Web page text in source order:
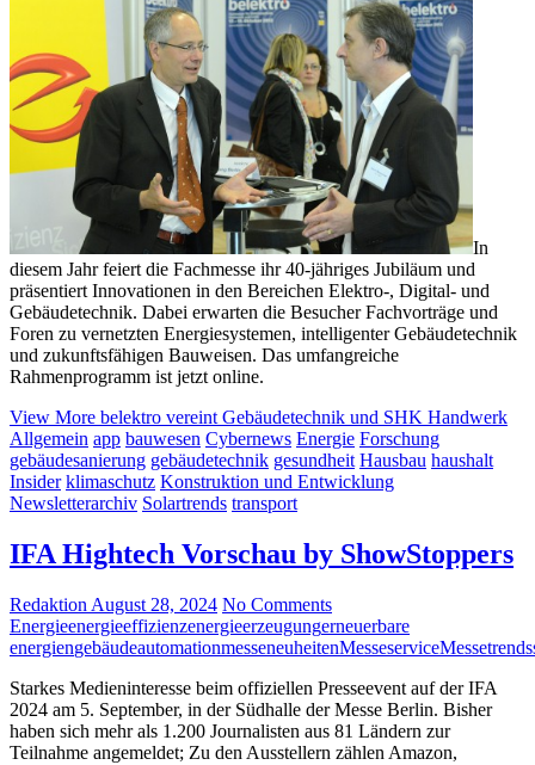
In
diesem Jahr feiert die Fachmesse ihr 40-jähriges Jubiläum und
präsentiert Innovationen in den Bereichen Elektro-, Digital- und
Gebäudetechnik. Dabei erwarten die Besucher Fachvorträge und
Foren zu vernetzten Energiesystemen, intelligenter Gebäudetechnik
und zukunftsfähigen Bauweisen. Das umfangreiche
Rahmenprogramm ist jetzt online.
View More belektro vereint Gebäudetechnik und SHK Handwerk
Allgemein app bauwesen Cybernews Energie Forschung
gebäudesanierung gebäudetechnik gesundheit Hausbau haushalt
Insider klimaschutz Konstruktion und Entwicklung
Newsletterarchiv Solartrends transport
IFA Hightech Vorschau by ShowStoppers
Redaktion August 28, 2024 No Comments
Energieenergieeffizienzenergieerzeugungerneuerbare
energiengebäudeautomationmesseneuheitenMesseserviceMessetrends
Starkes Medieninteresse beim offiziellen Presseevent auf der IFA
2024 am 5. September, in der Südhalle der Messe Berlin. Bisher
haben sich mehr als 1.200 Journalisten aus 81 Ländern zur
Teilnahme angemeldet; Zu den Ausstellern zählen Amazon,